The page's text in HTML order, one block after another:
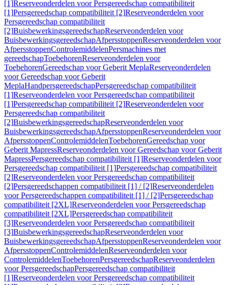
[1]Reserveonderdelen voor Persgereedschap compatibiliteit
[1]Persgereedschap compatibiliteit [2]Reserveonderdelen voor
Persgereedschap compatibiliteit
[2]BuisbewerkingsgereedschapReserveonderdelen voor
BuisbewerkingsgereedschapAfpersstoppenReserveonderdelen voor
AfpersstoppenControlemiddelenPersmachines met
gereedschapToebehorenReserveonderdelen voor
ToebehorenGereedschap voor Geberit MeplaReserveonderdelen
voor Gereedschap voor Geberit
MeplaHandpersgereedschapPersgereedschap compatibiliteit
[1]Reserveonderdelen voor Persgereedschap compatibiliteit
[1]Persgereedschap compatibiliteit [2]Reserveonderdelen voor
Persgereedschap compatibiliteit
[2]BuisbewerkingsgereedschapReserveonderdelen voor
BuisbewerkingsgereedschapAfpersstoppenReserveonderdelen voor
AfpersstoppenControlemiddelenToebehorenGereedschap voor
Geberit MapressReserveonderdelen voor Gereedschap voor Geberit
MapressPersgereedschap compatibiliteit [1]Reserveonderdelen voor
Persgereedschap compatibiliteit [1]Persgereedschap compatibiliteit
[2]Reserveonderdelen voor Persgereedschap compatibiliteit
[2]Persgereedschappen compatibiliteit [1] / [2]Reserveonderdelen
voor Persgereedschappen compatibiliteit [1] / [2]Persgereedschap
compatibiliteit [2XL]Reserveonderdelen voor Persgereedschap
compatibiliteit [2XL]Persgereedschap compatibiliteit
[3]Reserveonderdelen voor Persgereedschap compatibiliteit
[3]BuisbewerkingsgereedschapReserveonderdelen voor
BuisbewerkingsgereedschapAfpersstoppenReserveonderdelen voor
AfpersstoppenControlemiddelenReserveonderdelen voor
ControlemiddelenToebehorenPersgereedschapReserveonderdelen
voor PersgereedschapPersgereedschap compatibiliteit
[1]Reserveonderdelen voor Persgereedschap compatibiliteit